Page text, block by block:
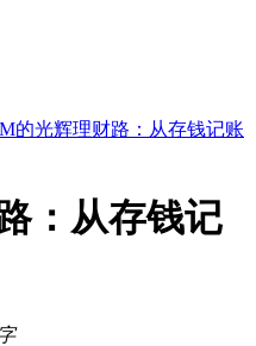
的光辉理财路：从存钱记账
：从存钱记